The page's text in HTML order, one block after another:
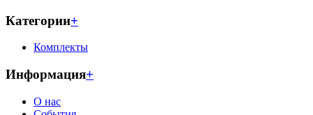
Категории+
Комплекты
Информация+
О нас